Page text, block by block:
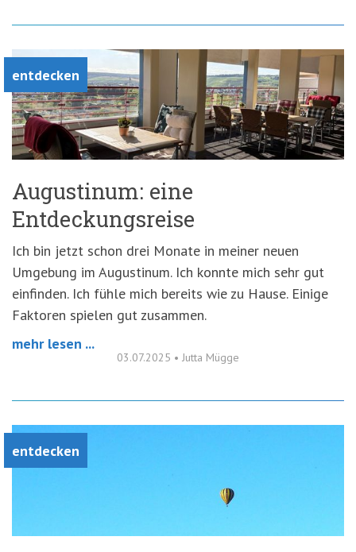
entdecken
Augustinum: eine
Entdeckungsreise
Ich bin jetzt schon drei Monate in meiner neuen
Umgebung im Augustinum. Ich konnte mich sehr gut
einfinden. Ich fühle mich bereits wie zu Hause. Einige
Faktoren spielen gut zusammen.
mehr lesen ...
03.07.2025 • Jutta Mügge
entdecken